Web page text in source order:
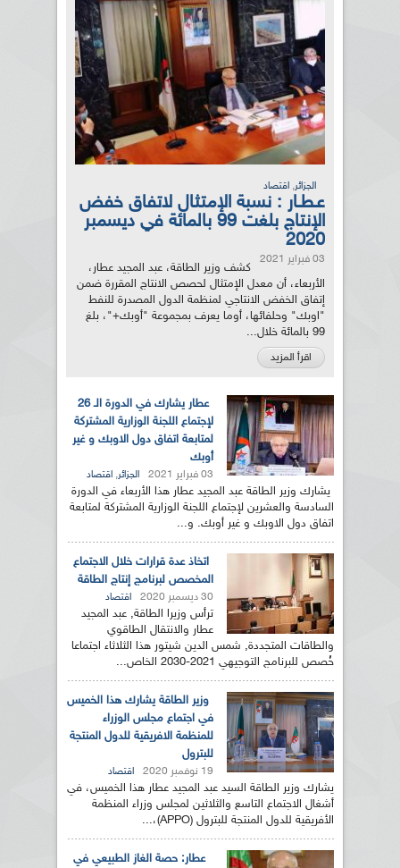
الجزائر, اقتصاد
عـطـار : نسبة الإمتثال لاتفاق خفض
الإنتاج بلغت 99 بالمائة في ديسمبر
2020
03 فبراير 2021
كشف وزير الطاقة، عبد المجيد عطار،
الأربعاء، أن معدل الإمتثال لحصص الانتاج المقررة ضمن
إتفاق الخفض الانتاجي لمنظمة الدول المصدرة للنفط
"اوبك" وحلفائها، أوما يعرف بمجموعة "أوبك+"، بلغ
99 بالمائة خلال...
اقرأ المزيد
عطار يشارك في الدورة الـ 26
لإجتماع اللجنة الوزارية المشتركة
لمتابعة اتفاق دول الاوبك و غير
أوبك
03 فبراير 2021 الجزائر, اقتصاد
يشارك وزير الطاقة عبد المجيد عطار هذا الأربعاء في الدورة
السادسة والعشرين لإجتماع اللجنة الوزارية المشتركة لمتابعة
اتفاق دول الاوبك و غير أوبك. و...
اتخاذ عدة قرارات خلال الاجتماع
المخصص لبرنامج إنتاج الطاقة
30 ديسمبر 2020 اقتصاد
ترأس وزيرا الطاقة, عبد المجيد
عطار والانتقال الطاقوي
والطاقات المتجددة, شمس الدين شيتور هذا الثلاثاء اجتماعا
خُصص للبرنامج التوجيهي 2021-2030 الخاص...
وزير الطاقة يشارك هذا الخميس
في اجتماع مجلس الوزراء
للمنظمة الافريقية للدول المنتجة
للبترول
19 نوفمبر 2020 اقتصاد
يشارك وزير الطاقة السيد عبد المجيد عطار هذا الخميس، في
أشغال الاجتماع التاسع والثلاثين لمجلس وزراء المنظمة
الأفريقية للدول المنتجة للبترول (APPO)،...
عطار: حصة الغاز الطبيعي في